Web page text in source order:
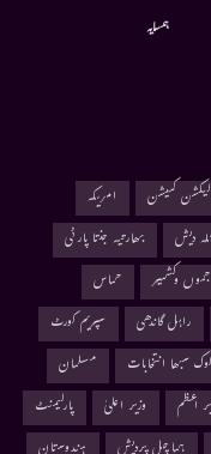
ہمسایہ
کمیشن
امریکہ
دیش
بھارتیہ جنتا پارٹی
جموں وکشمیر
حماس
راہل گاندھی
سپریم کورٹ
لوک سبھا انتخابات
مسلمان
اعظم وزیر اعلیٰ
پارلیمنٹ